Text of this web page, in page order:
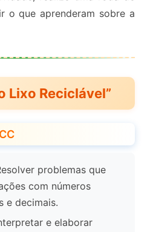
o que aprenderam sobre a
Lixo Reciclável”
problemas que
com números
e decimais.
e elaborar